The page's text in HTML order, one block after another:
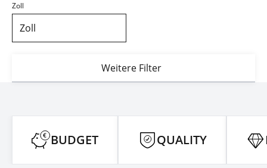
Zoll
Zoll
Weitere Filter
BUDGET QUALITY